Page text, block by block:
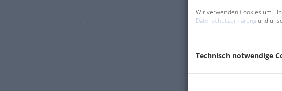
Wir verwenden Cookies um
Datenschutzerklärung und
Technisch notwendige